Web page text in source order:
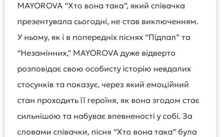
MAYOROVA “Хто вона така”, який співачка
презентувала сьогодні, не став виключенням.
У ньому, як і в попередніх піснях “Підпал” та
“Незамінних,” MAYOROVA дуже відверто
розповідає свою особисту історію невдалих
стосунків та показує, через який емоційний
стан проходить її героїня, як вона згодом стає
сильнішою та набуває впевненості у собі. За
словами співачки, пісня “Хто вона така” була